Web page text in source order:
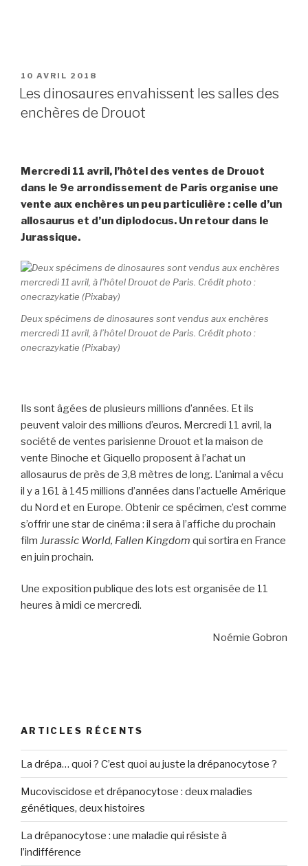
PUBLIÉ
LE
10 AVRIL 2018
Les dinosaures envahissent les salles des
enchères de Drouot
Mercredi 11 avril, l’hôtel des ventes de Drouot
dans le 9e arrondissement de Paris organise une
vente aux enchères un peu particulière : celle d’un
allosaurus et d’un diplodocus. Un retour dans le
Jurassique.
Deux spécimens de dinosaures sont vendus aux enchères
mercredi 11 avril, à l’hôtel Drouot de Paris. Crédit photo :
onecrazykatie (Pixabay)
Ils sont âgées de plusieurs millions d’années. Et ils
peuvent valoir des millions d’euros. Mercredi 11 avril, la
société de ventes parisienne Drouot et la maison de
vente Binoche et Giquello proposent à l’achat un
allosaurus de près de 3,8 mètres de long. L’animal a vécu
il y a 161 à 145 millions d’années dans l’actuelle Amérique
du Nord et en Europe. Obtenir ce spécimen, c’est comme
s’offrir une star de cinéma : il sera à l’affiche du prochain
film Jurassic World, Fallen Kingdom qui sortira en France
en juin prochain.
Une exposition publique des lots est organisée de 11
heures à midi ce mercredi.
Noémie Gobron
ARTICLES RÉCENTS
La drépa… quoi ? C’est quoi au juste la drépanocytose ?
Mucoviscidose et drépanocytose : deux maladies
génétiques, deux histoires
La drépanocytose : une maladie qui résiste à
l’indifférence